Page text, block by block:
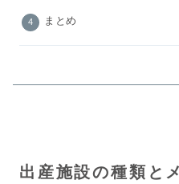
まとめ
出産施設の種類と